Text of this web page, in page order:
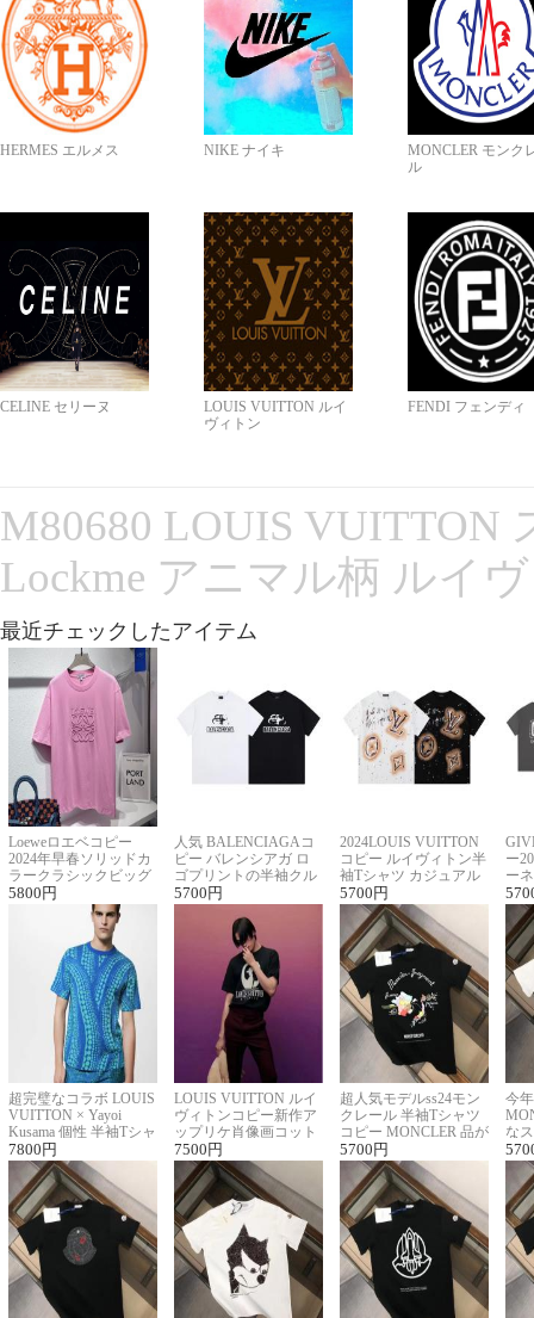
HERMES エルメス NIKE ナイキ
MONCLER モンク
ル
CELINE セリーヌ
LOUIS VUITTON ルイ
ヴィトン
FENDI フェンディ
M80680 LOUIS VUITTON
Lockme アニマル柄 ルイ
最近チェックしたアイテム
Loeweロエベコピー
2024年早春ソリッドカ
ラークラシックビッグ
ロゴ刺繍Tシャツ
5800 円
人気 BALENCIAGAコ
ピー バレンシアガ ロ
ゴプリントの半袖クル
ーネックTシャツ
5700 円
2024LOUIS VUITTON
コピー ルイヴィトン半
袖Tシャツ カジュアル
に馴染む 2色展開
5700 円
ー
ー
ー
超完璧なコラボ LOUIS
VUITTON × Yayoi
Kusama 個性 半袖Tシャ
ツコピー男女兼用
7800 円
LOUIS VUITTON ルイ
ヴィトンコピー新作ア
ップリケ肖像画コット
ンニット半袖Tシャツ
7500 円
超人気モデルss24モン
クレール 半袖Tシャツ
コピー MONCLER 品が
良く見た目
5700 円
今
な
ル